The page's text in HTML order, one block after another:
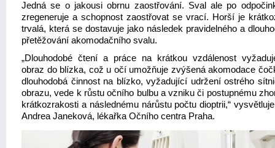
Jedná se o jakousi obrnu zaostřování. Sval ale po
zregeneruje a schopnost zaostřovat se vrací. Horší je
trvalá, která se dostavuje jako následek pravidelného a
přetěžování akomodačního svalu.
„Dlouhodobé čtení a práce na krátkou vzdálenost
obraz do blízka, což u očí umožňuje zvýšená akomodace
dlouhodobá činnost na blízko, vyžadující udržení ostrého
obrazu, vede k růstu očního bulbu a vzniku či postupnému
krátkozrakosti a následnému nárůstu počtu dioptrii,“
Andrea Janeková, lékařka Očního centra Praha.